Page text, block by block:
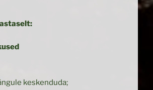
keskenduda;